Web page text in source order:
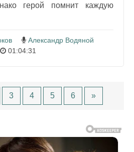
герой помнит каждую
Александр Водяной
01:04:31
3 4 5 6 »